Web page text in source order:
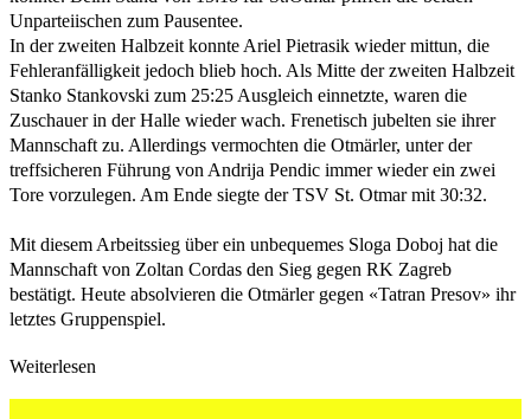
Unparteiischen zum Pausentee.
In der zweiten Halbzeit konnte Ariel Pietrasik wieder mittun, die
Fehleranfälligkeit jedoch blieb hoch. Als Mitte der zweiten Halbzeit
Stanko Stankovski zum 25:25 Ausgleich einnetzte, waren die
Zuschauer in der Halle wieder wach. Frenetisch jubelten sie ihrer
Mannschaft zu. Allerdings vermochten die Otmärler, unter der
treffsicheren Führung von Andrija Pendic immer wieder ein zwei
Tore vorzulegen. Am Ende siegte der TSV St. Otmar mit 30:32.
Mit diesem Arbeitssieg über ein unbequemes Sloga Doboj hat die
Mannschaft von Zoltan Cordas den Sieg gegen RK Zagreb
bestätigt. Heute absolvieren die Otmärler gegen «Tatran Presov» ihr
letztes Gruppenspiel.
Weiterlesen